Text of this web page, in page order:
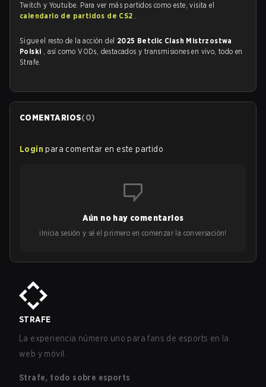
Twitch y Youtube. Para ver más partidos como este, visita el
calendario de partidos de CS2 .
Sigue el resto de la acción del 2025 Betclic Clash Mistrzostwa
Polski , así como VODs, destacados y transmisiones en vivo, todo en
Strafe.
COMENTARIOS(0)
Login para comentar en este partido
Aún no hay comentarios
¡Inicia sesión y sé el primero en comenzar la conversación!
STRAFE
La experiencia número uno para fans de esports en la
web y móvil.
Strafe, todo sobre esports